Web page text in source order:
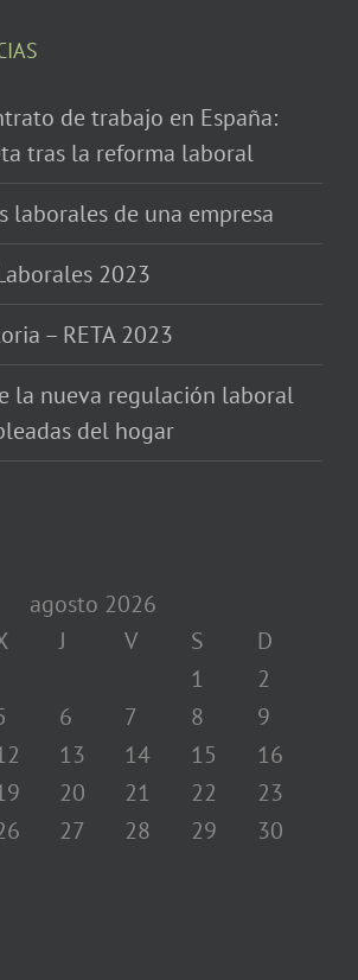
de trabajo en España:
tras la reforma laboral
laborales de una empresa
2023
– RETA 2023
la nueva regulación laboral
del hogar
agosto 2026
J V S
D
1
2
6 7 8
9
13 14 15
16
20 21 22
23
27 28 29
30